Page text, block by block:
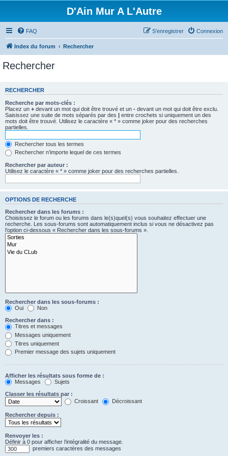
D'Ain Mur A L'Autre
FAQ Connexion
S’enregistrer
Index du forum Rechercher
Rechercher
RECHERCHER
Recherche par mots-clés :
Placez un + devant un mot qui doit être trouvé et un - devant un mot qui doit être exclu.
Saisissez une suite de mots séparés par des | entre crochets si uniquement un des
mots doit être trouvé. Utilisez le caractère « * » comme joker pour des recherches
partielles.
Rechercher tous les termes
Rechercher n’importe lequel de ces termes
Rechercher par auteur :
Utilisez le caractère « * » comme joker pour des recherches partielles.
OPTIONS DE RECHERCHE
Rechercher dans les forums :
Choisissez le forum ou les forums dans le(s)quel(s) vous souhaitez effectuer une
recherche. Les sous-forums sont automatiquement inclus si vous ne désactivez pas
l’option ci-dessous « Rechercher dans les sous-forums ».
Rechercher dans les sous-forums :
Oui
Non
Rechercher dans :
Titres et messages
Messages uniquement
Titres uniquement
Premier message des sujets uniquement
Afficher les résultats sous forme de :
Messages
Sujets
Classer les résultats par :
Croissant
Décroissant
Rechercher depuis :
Renvoyer les :
Définir à 0 pour afficher l’intégralité du message.
premiers caractères des messages